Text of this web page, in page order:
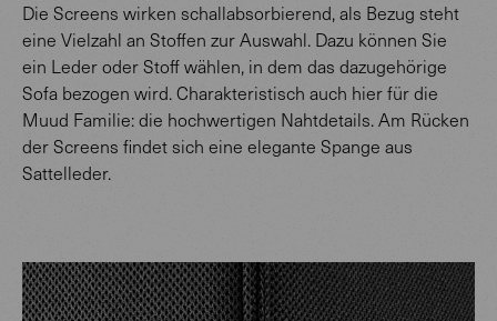
Die Screens wirken schallabsorbierend, als Bezug steht
eine Vielzahl an Stoffen zur Auswahl. Dazu können Sie
ein Leder oder Stoff wählen, in dem das dazugehörige
Sofa bezogen wird. Charakteristisch auch hier für die
Muud Familie: die hochwertigen Nahtdetails. Am Rücken
der Screens findet sich eine elegante Spange aus
Sattelleder.